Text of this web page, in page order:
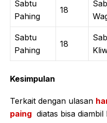
Sabtu
Pahing
18
Sabtu
Pahing
18
Kesimpulan
Terkait dengan ulasan
paing diatas bisa